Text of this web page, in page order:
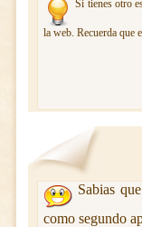
Si tienes otro
la web. Recuerda que
Sabias que
como segundo